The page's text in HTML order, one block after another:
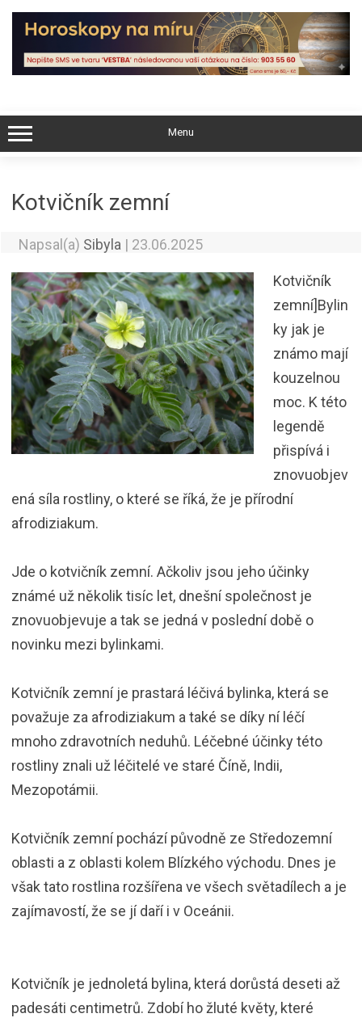
Skip
content
Menu
Kotvičník zemní
Napsal(a) Sibyla | 23.06.2025
Kotvičník
zemní]Bylin
ky jak je
známo mají
kouzelnou
moc. K této
legendě
přispívá i
znovuobjev
ená síla rostliny, o které se říká, že je přírodní
afrodiziakum.
Jde o kotvičník zemní. Ačkoliv jsou jeho účinky
známé už několik tisíc let, dnešní společnost je
znovuobjevuje a tak se jedná v poslední době o
novinku mezi bylinkami.
Kotvičník zemní je prastará léčivá bylinka, která se
považuje za afrodiziakum a také se díky ní léčí
mnoho zdravotních neduhů. Léčebné účinky této
rostliny znali už léčitelé ve staré Číně, Indii,
Mezopotámii.
Kotvičník zemní pochází původně ze Středozemní
oblasti a z oblasti kolem Blízkého východu. Dnes je
však tato rostlina rozšířena ve všech světadílech a je
zajímavostí, že se jí daří i v Oceánii.
Kotvičník je jednoletá bylina, která dorůstá deseti až
padesáti centimetrů. Zdobí ho žluté květy, které